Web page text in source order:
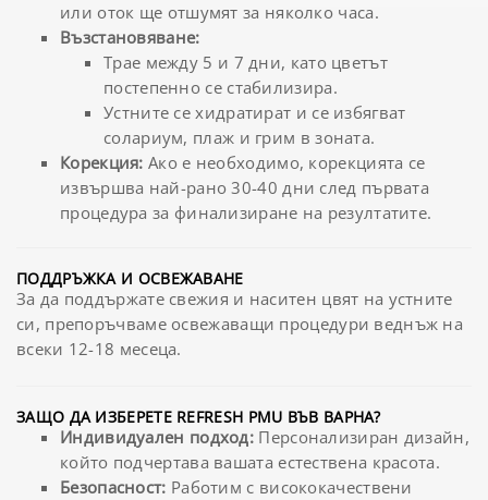
или оток ще отшумят за няколко часа.
Възстановяване:
Трае между 5 и 7 дни, като цветът
постепенно се стабилизира.
Устните се хидратират и се избягват
солариум, плаж и грим в зоната.
Корекция: Ако е необходимо, корекцията се
извършва най-рано 30-40 дни след първата
процедура за финализиране на резултатите.
ПОДДРЪЖКА И ОСВЕЖАВАНЕ
За да поддържате свежия и наситен цвят на устните
си, препоръчваме освежаващи процедури веднъж на
всеки 12-18 месеца.
ЗАЩО ДА ИЗБЕРЕТЕ REFRESH PMU ВЪВ ВАРНА?
Индивидуален подход: Персонализиран дизайн,
който подчертава вашата естествена красота.
Безопасност: Работим с висококачествени